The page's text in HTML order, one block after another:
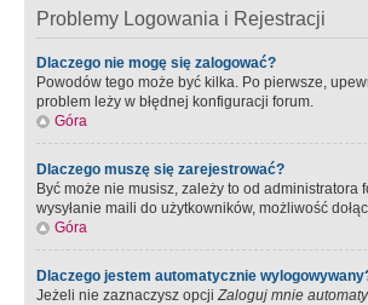
Problemy Logowania i Rejestracji
Dlaczego nie mogę się zalogować?
Powodów tego może być kilka. Po pierwsze,
problem leży w błędnej konfiguracji forum.
Góra
Dlaczego muszę się zarejestrować?
Być może nie musisz, zależy to od
wysyłanie maili do użytkowników, możliwość
Góra
Dlaczego jestem automatycznie
Jeżeli nie zaznaczysz opcjiZaloguj mnie